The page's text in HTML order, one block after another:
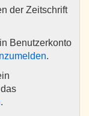
der Zeitschrift
Benutzerkonto
.
.